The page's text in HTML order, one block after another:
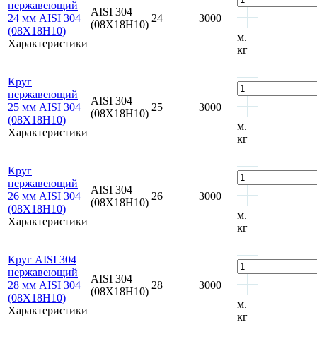
нержавеющий
24 мм AISI 304
(08Х18Н10)
Характеристики
AISI 304
(08Х18Н10)
24
3000
м.
кг
Круг
нержавеющий
25 мм AISI 304
(08Х18Н10)
Характеристики
AISI 304
(08Х18Н10)
25
3000
м.
кг
Круг
нержавеющий
26 мм AISI 304
(08Х18Н10)
Характеристики
AISI 304
(08Х18Н10)
26
3000
м.
кг
Круг AISI 304
нержавеющий
28 мм AISI 304
(08Х18Н10)
Характеристики
AISI 304
(08Х18Н10)
28
3000
м.
кг